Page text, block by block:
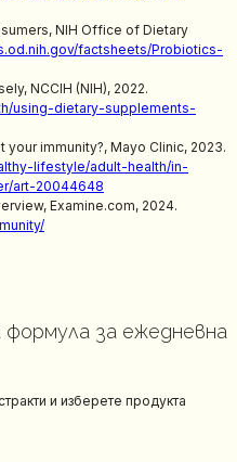
NIH Office of Dietary
factsheets/Probiotics-
NCCIH (NIH), 2022.
using-dietary-supplements-
immunity?, Mayo Clinic, 2023.
lifestyle/adult-health/in-
art-20044648
Examine.com, 2024.
за ежедневна
и изберете продукта